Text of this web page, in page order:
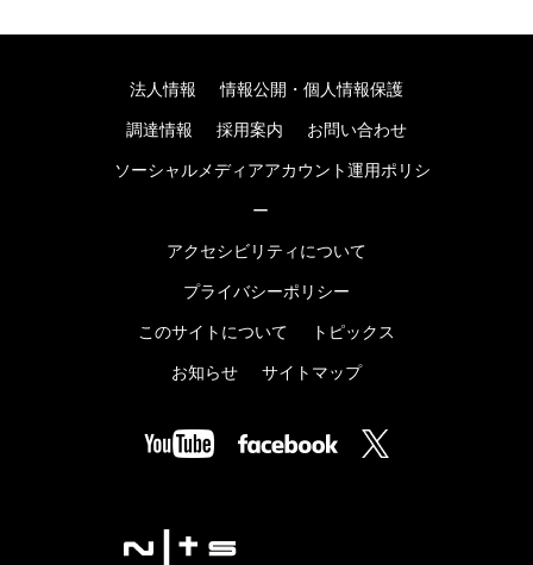
法人情報 情報公開・個人情報保護
調達情報 採用案内 お問い合わせ
ソーシャルメディアアカウント運用ポリシ
ー
アクセシビリティについて
プライバシーポリシー
このサイトについて トピックス
お知らせ サイトマップ